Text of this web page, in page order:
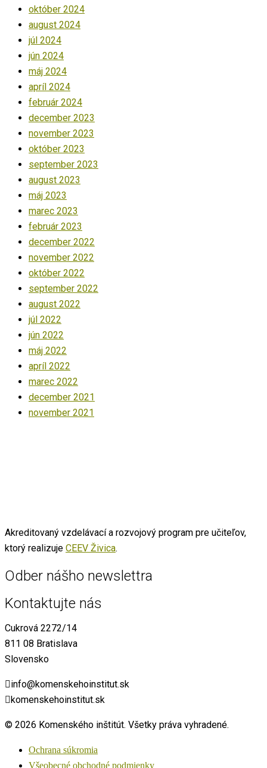
október 2024
august 2024
júl 2024
jún 2024
máj 2024
apríl 2024
február 2024
december 2023
november 2023
október 2023
september 2023
august 2023
máj 2023
marec 2023
február 2023
december 2022
november 2022
október 2022
september 2022
august 2022
júl 2022
jún 2022
máj 2022
apríl 2022
marec 2022
december 2021
november 2021
Akreditovaný vzdelávací a rozvojový program pre učiteľov,
ktorý realizuje CEEV Živica.
Odber nášho newslettra
Kontaktujte nás
Cukrová 2272/14
811 08 Bratislava
Slovensko
info@komenskehoinstitut.sk
komenskehoinstitut.sk
© 2026 Komenského inštitút. Všetky práva vyhradené.
Ochrana súkromia
Všeobecné obchodné podmienky